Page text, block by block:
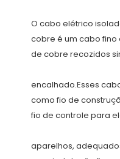
O cabo elétrico
cobre é um cabo
encalhado.Esses
como fio de
aparelhos,